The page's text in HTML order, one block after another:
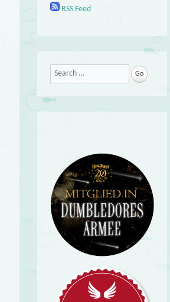
RSS Feed
Search